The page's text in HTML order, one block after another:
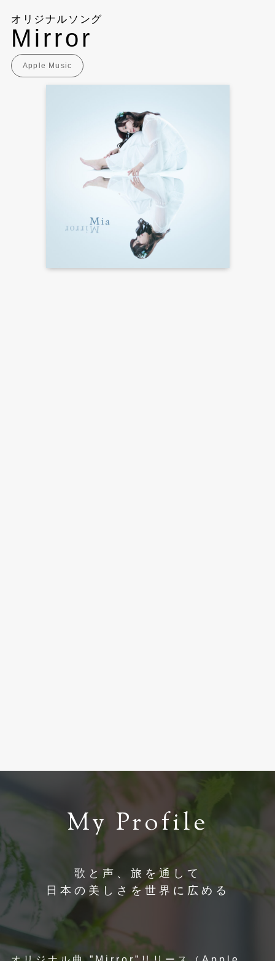
オリジナルソング
Mirror
Apple Music
My Profile
歌 と 声、 旅 を通 し て
日 本 の 美 し さ を世界 に 広め る